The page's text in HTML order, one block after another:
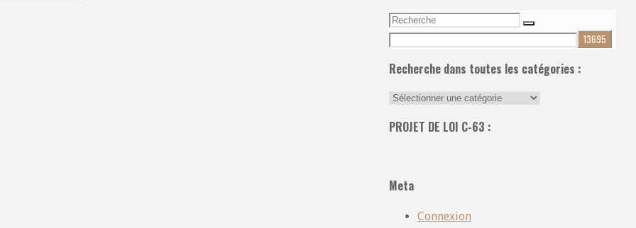
Recherche
pour:
Recherche
Recherche dans toutes les catégories :
Recherche
toutes
PROJET DE LOI C-63 :
Meta
Connexion